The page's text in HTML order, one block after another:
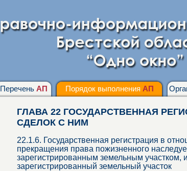
Перечень АП Порядок выполнения АП
ГЛАВА 22 ГОСУДАРСТВЕННАЯ
СДЕЛОК С НИМ
22.1.6. Государственная регистрация в
прекращения права пожизненного
зарегистрированным земельным участком,
зарегистрированный земельный участок